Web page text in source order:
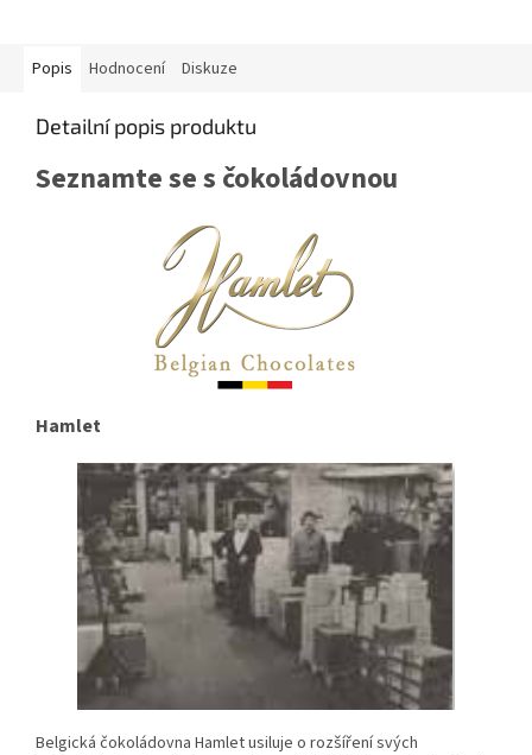
Popis Hodnocení Diskuze
Detailní popis produktu
Seznamte se s čokoládovnou
Hamlet
Belgická čokoládovna Hamlet usiluje o rozšíření svých